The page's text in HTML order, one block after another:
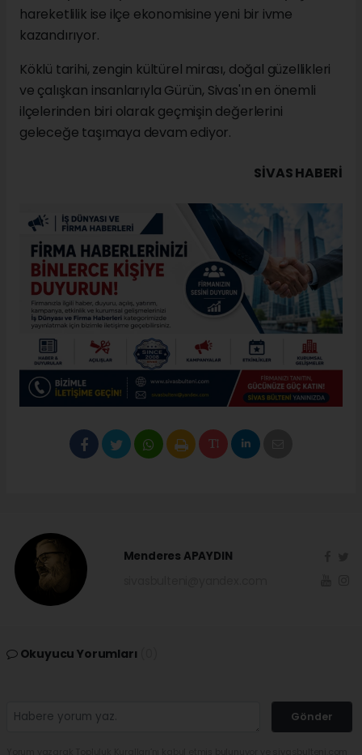
hareketlilik ise ilçe ekonomisine yeni bir ivme
kazandırıyor.
Köklü tarihi, zengin kültürel mirası, doğal güzellikleri
ve çalışkan insanlarıyla Gürün, Sivas'ın en önemli
ilçelerinden biri olarak geçmişin değerlerini
geleceğe taşımaya devam ediyor.
SIVAS HABERİ
Menderes APAYDIN
Okuyucu Yorumları
Gönder